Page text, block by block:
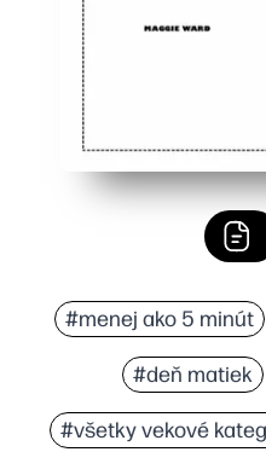
#menej ako 5 minút
#deň matiek
#všetky vekové